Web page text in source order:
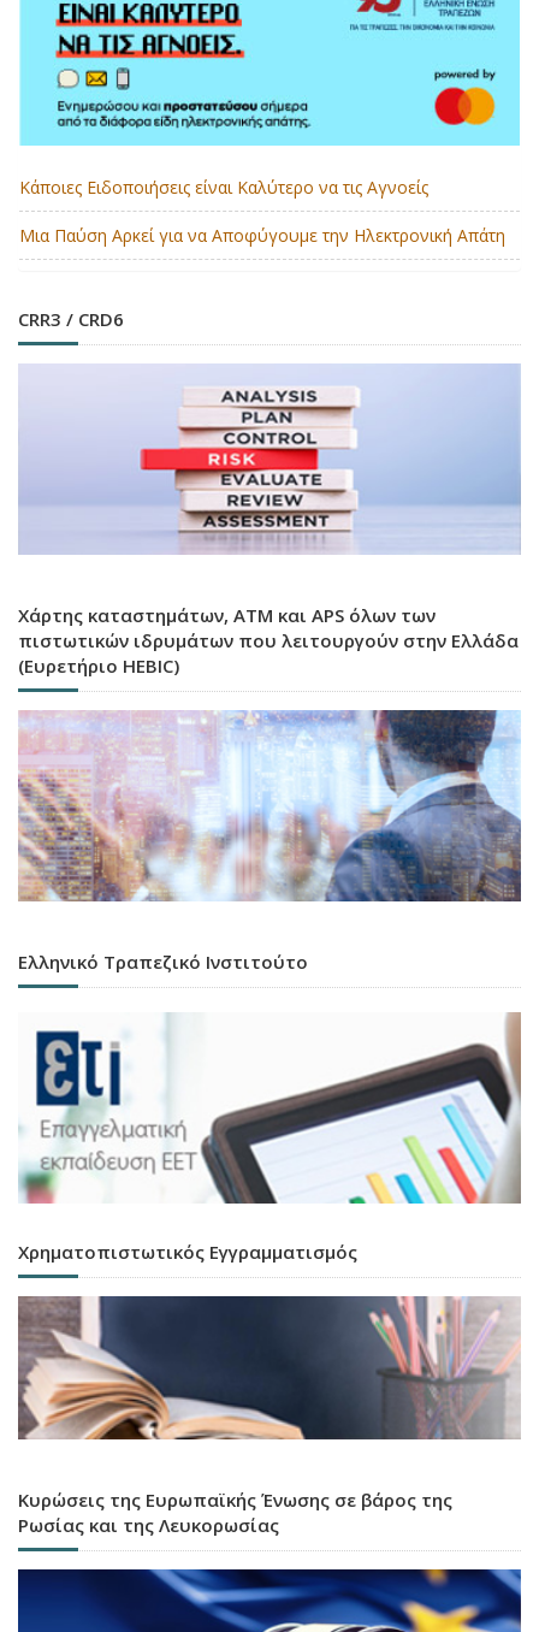
Κάποιες Ειδοποιήσεις είναι Καλύτερο να τις Αγνοείς
Μια Παύση Αρκεί για να Αποφύγουμε την Ηλεκτρονική Απάτη
CRR3 / CRD6
Χάρτης καταστημάτων, ATM και APS όλων των
πιστωτικών ιδρυμάτων που λειτουργούν στην Ελλάδα
(Ευρετήριο HEBIC)
Ελληνικό Τραπεζικό Ινστιτούτο
Χρηματοπιστωτικός Εγγραμματισμός
Κυρώσεις της Ευρωπαϊκής Ένωσης σε βάρος της
Ρωσίας και της Λευκορωσίας